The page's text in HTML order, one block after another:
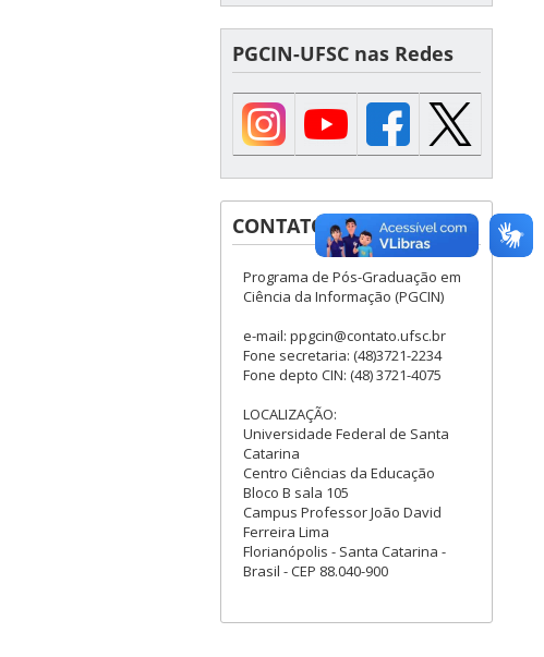
PGCIN-UFSC nas Redes
CONTATOS
Programa de Pós-Graduação em
Ciência da Informação (PGCIN)
e-mail: ppgcin@contato.ufsc.br
Fone secretaria: (48)3721-2234
Fone depto CIN: (48) 3721-4075
LOCALIZAÇÃO:
Universidade Federal de Santa
Catarina
Centro Ciências da Educação
Bloco B sala 105
Campus Professor João David
Ferreira Lima
Florianópolis - Santa Catarina -
Brasil - CEP 88.040-900